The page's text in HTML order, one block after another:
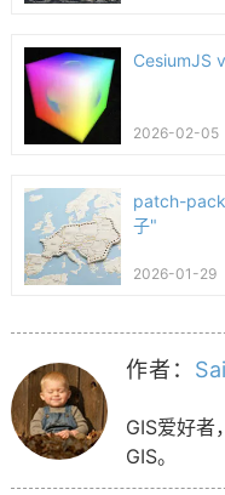
CesiumJS
2026-02-05
patch-
子"
2026-01-29
作者：
GIS爱好者
GIS。